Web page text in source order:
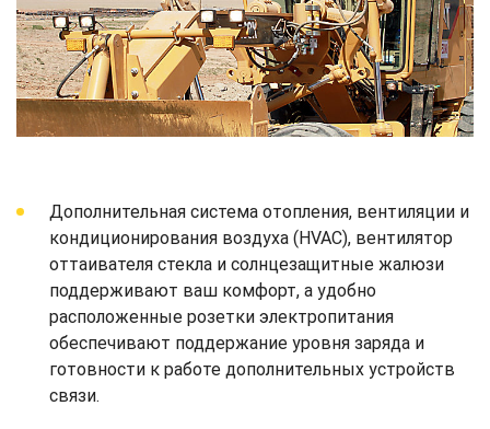
Дополнительная система отопления, вентиляции и
кондиционирования воздуха (HVAC), вентилятор
оттаивателя стекла и солнцезащитные жалюзи
поддерживают ваш комфорт, а удобно
расположенные розетки электропитания
обеспечивают поддержание уровня заряда и
готовности к работе дополнительных устройств
связи.